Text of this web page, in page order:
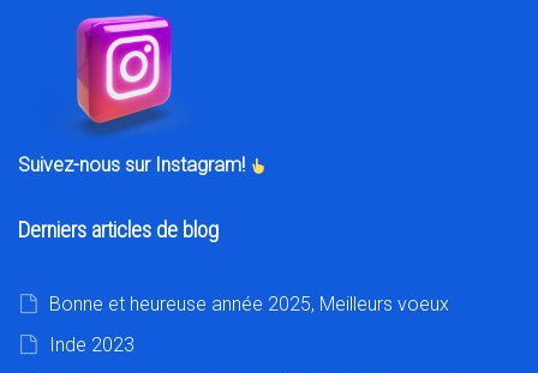
Suivez-nous sur Instagram!
Derniers articles de blog
Bonne et heureuse année 2025, Meilleurs voeux
Inde 2023